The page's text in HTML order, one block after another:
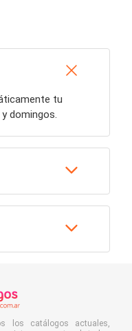
tu
domingos.
los catálogos actuales,